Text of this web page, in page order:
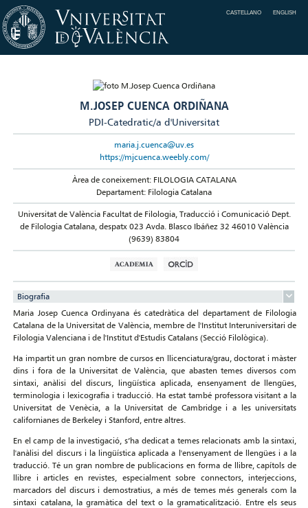
CASTELLANO ENGLISH
M.JOSEP CUENCA ORDIÑANA
PDI-Catedratic/a d'Universitat
maria.j.cuenca@uv.es
https://mjcuenca.weebly.com/
Àrea de coneixement: FILOLOGIA CATALANA
Departament: Filologia Catalana
Universitat de València Facultat de Filologia, Traducció i Comunicació Dept.
de Filologia Catalana, despatx 023 Avda. Blasco Ibáñez 32 46010 València
(9639) 83804
Biografia
Maria Josep Cuenca Ordinyana és catedràtica del departament de Filologia
Catalana de la Universitat de València, membre de l'Institut Interuniversitari de
Filologia Valenciana i de l'Institut d'Estudis Catalans (Secció Filològica).
Ha impartit un gran nombre de cursos en llicenciatura/grau, doctorat i màster
dins i fora de la Universitat de València, que abasten temes diversos com
sintaxi, anàlisi del discurs, lingüística aplicada, ensenyament de llengües,
terminologia i lexicografia i traducció. Ha estat també professora visitant a la
Universitat de Venècia, a la Universitat de Cambridge i a les universitats
californianes de Berkeley i Stanford, entre altres.
En el camp de la investigació, s’ha dedicat a temes relacionats amb la sintaxi,
l'anàlisi del discurs i la lingüística aplicada a l'ensenyament de llengües i a la
traducció. Té un gran nombre de publicacions en forma de llibre, capítols de
llibre i articles en revistes, especialment sobre connectors, interjeccions,
marcadors del discurs i demostratius, a més de temes més generals com la
sintaxi catalana, la gramàtica del text o la gramaticalització. Entre els seus